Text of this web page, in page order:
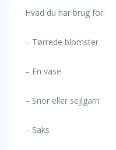
Hvad du har brug for:
– Tørrede blomster
– En vase
– Snor eller sejlgarn
– Saks